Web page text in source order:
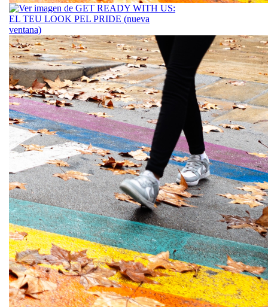
Jueves, 11
GET
EL TEU
PRIDE
¿Tienes una
pero no
Quieres
que llame a
Oficina
taller
costura para
Orgullo.